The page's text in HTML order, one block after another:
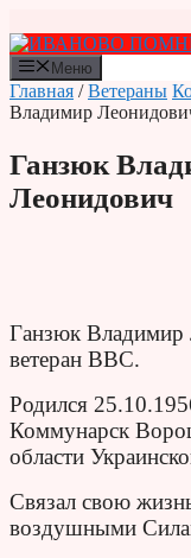
к
содержимому
Меню
Главная /Ветераны
Владимир
Ганзюк
Леонидович
Ганзюк Владимир
ветеран ВВС.
Родился
Коммунарск
области
Связал свою
воздушными